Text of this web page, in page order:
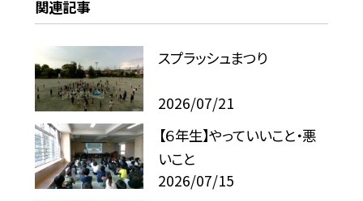
関連記事
スプラッシュまつり
2026/07/21
【６年生】やっていいこと・悪
いこと
2026/07/15